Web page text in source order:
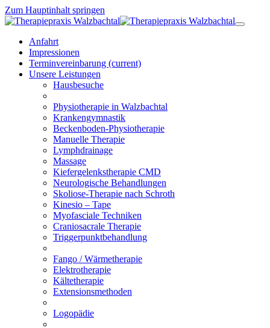
Zum Hauptinhalt springen
Anfahrt
Impressionen
Terminvereinbarung (current)
Unsere Leistungen
Hausbesuche
Physiotherapie in Walzbachtal
Krankengymnastik
Beckenboden-Physiotherapie
Manuelle Therapie
Lymphdrainage
Massage
Kiefergelenkstherapie CMD
Neurologische Behandlungen
Skoliose-Therapie nach Schroth
Kinesio – Tape
Myofasciale Techniken
Craniosacrale Therapie
Triggerpunktbehandlung
Fango / Wärmetherapie
Elektrotherapie
Kältetherapie
Extensionsmethoden
Logopädie